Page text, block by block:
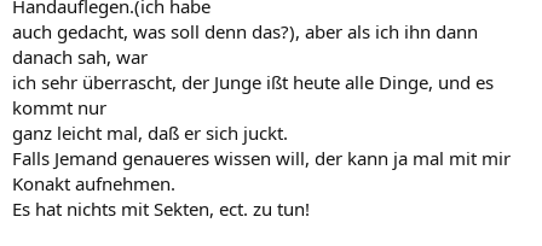
Handauflegen.(ich habe
auch gedacht, was soll denn das?), aber als ich ihn dann
danach sah, war
ich sehr überrascht, der Junge ißt heute alle Dinge, und es
kommt nur
ganz leicht mal, daß er sich juckt.
Falls Jemand genaueres wissen will, der kann ja mal mit mir
Konakt aufnehmen.
Es hat nichts mit Sekten, ect. zu tun!